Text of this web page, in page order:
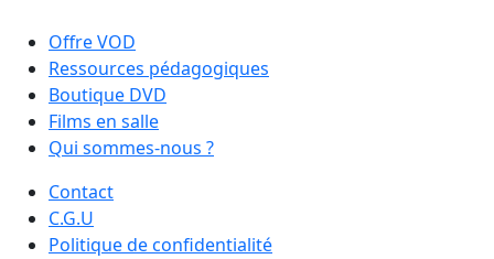
Offre VOD
Ressources pédagogiques
Boutique DVD
Films en salle
Qui sommes-nous ?
Contact
C.G.U
Politique de confidentialité